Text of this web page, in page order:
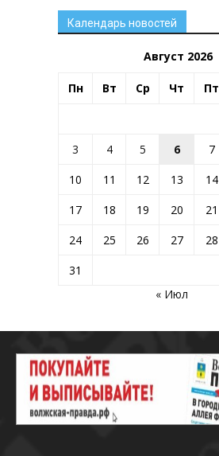
Календарь новостей
Август 2026
Пн Вт Ср Чт Пт
3
4 5 6 7
10
11 12 13 14
17
18 19 20 21
24
25 26 27 28
31
« Июл